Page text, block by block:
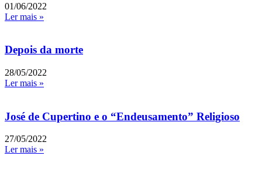
01/06/2022
Ler mais »
Depois da morte
28/05/2022
Ler mais »
José de Cupertino e o “Endeusamento” Religioso
27/05/2022
Ler mais »